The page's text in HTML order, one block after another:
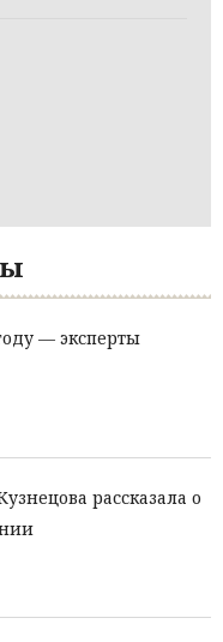
— эксперты
рассказала о